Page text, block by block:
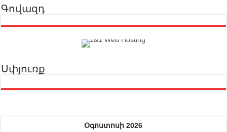
Գովազդ
Սփյուռք
Օգոստոսի 2026